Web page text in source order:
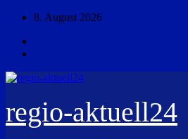
Zum
springen
8. August 2026
regio-aktuell24